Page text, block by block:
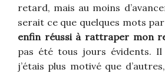
retard, mais au moins
serait ce que quelques mots
enfin réussi à rattraper mon
pas été tous jours évidents.
j’étais plus motivé que